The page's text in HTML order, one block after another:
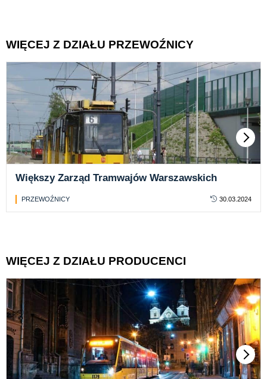
WIĘCEJ Z DZIAŁU PRZEWOŹNICY
Większy Zarząd Tramwajów Warszawskich
PRZEWOŹNICY 30.03.2024
WIĘCEJ Z DZIAŁU PRODUCENCI